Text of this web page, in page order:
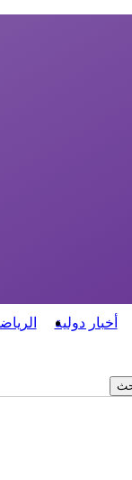
أخبار دولية